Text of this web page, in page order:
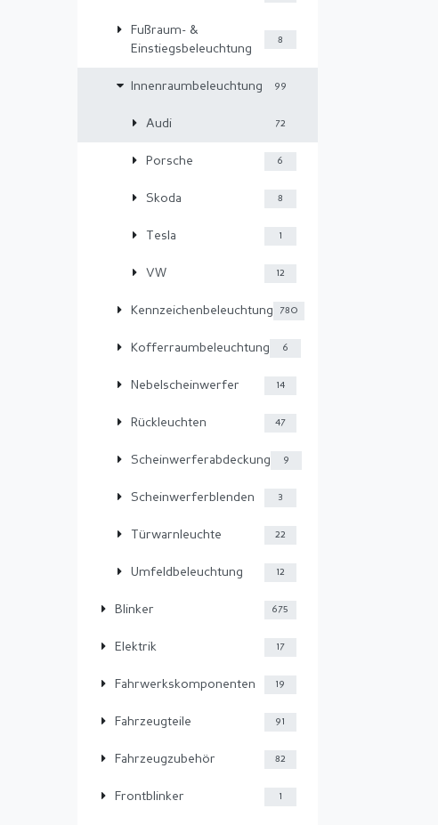
Fußraum- &
Einstiegsbeleuchtung
8
Innenraumbeleuchtung 99
Audi 72
Porsche 6
Skoda 8
Tesla 1
VW 12
Kennzeichenbeleuchtung 780
Kofferraumbeleuchtung 6
Nebelscheinwerfer 14
Rückleuchten 47
Scheinwerferabdeckung 9
Scheinwerferblenden 3
Türwarnleuchte 22
Umfeldbeleuchtung 12
Blinker 675
Elektrik 17
Fahrwerkskomponenten 19
Fahrzeugteile 91
Fahrzeugzubehör 82
Frontblinker 1